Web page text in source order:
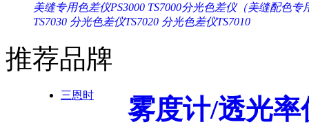
美缝专用色差仪PS3000 TS7000分光色差仪（美缝配色专
TS7030 分光色差仪TS7020 分光色差仪TS7010
推荐品牌
三恩时 雾度计/透光率